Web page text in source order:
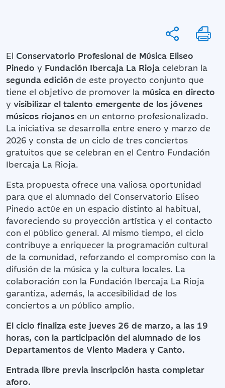
El Conservatorio Profesional de Música Eliseo
Pinedo y Fundación Ibercaja La Rioja celebran la
segunda edición de este proyecto conjunto que
tiene el objetivo de promover la música en directo
y visibilizar el talento emergente de los jóvenes
músicos riojanos en un entorno profesionalizado.
La iniciativa se desarrolla entre enero y marzo de
2026 y consta de un ciclo de tres conciertos
gratuitos que se celebran en el Centro Fundación
Ibercaja La Rioja.
Esta propuesta ofrece una valiosa oportunidad
para que el alumnado del Conservatorio Eliseo
Pinedo actúe en un espacio distinto al habitual,
favoreciendo su proyección artística y el contacto
con el público general. Al mismo tiempo, el ciclo
contribuye a enriquecer la programación cultural
de la comunidad, reforzando el compromiso con la
difusión de la música y la cultura locales. La
colaboración con la Fundación Ibercaja La Rioja
garantiza, además, la accesibilidad de los
conciertos a un público amplio.
El ciclo finaliza este jueves 26 de marzo, a las 19
horas, con la participación del alumnado de los
Departamentos de Viento Madera y Canto.
Entrada libre previa inscripción hasta completar
aforo.